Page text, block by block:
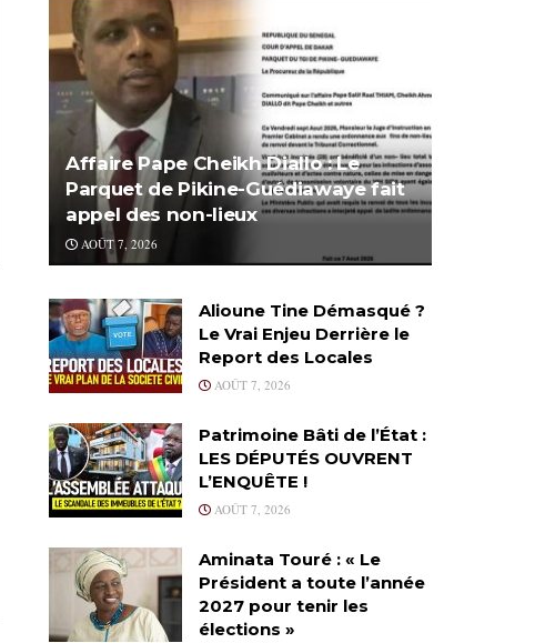
Affaire Pape Cheikh Diallo : Le
Parquet de Pikine-Guédiawaye fait
appel des non-lieux
AOÛT 7, 2026
Alioune Tine Démasqué ?
Le Vrai Enjeu Derrière le
Report des Locales
AOÛT 7, 2026
Patrimoine Bâti de l’État :
LES DÉPUTÉS OUVRENT
L’ENQUÊTE !
AOÛT 7, 2026
Aminata Touré : « Le
Président a toute l’année
2027 pour tenir les
élections »